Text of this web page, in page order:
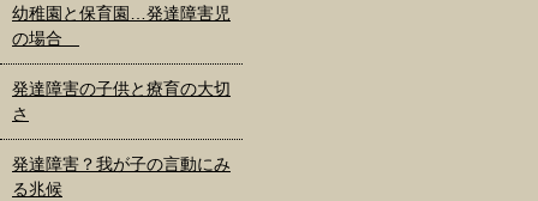
幼稚園と保育園…発達障害児
の場合
発達障害の子供と療育の大切
さ
発達障害？我が子の言動にみ
る兆候